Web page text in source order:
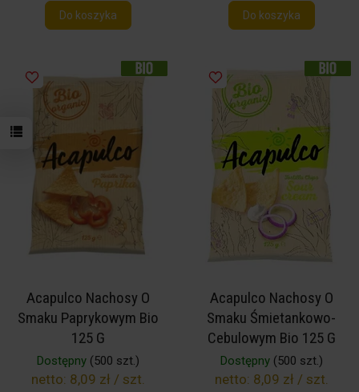
Do koszyka Do koszyka
Acapulco Nachosy O
Smaku Paprykowym Bio
125 G
Dostępny(500 szt.)
netto: 8,09 zł / szt.
Acapulco Nachosy O
Smaku Śmietankowo-
Cebulowym Bio 125 G
Dostępny(500 szt.)
netto: 8,09 zł / szt.